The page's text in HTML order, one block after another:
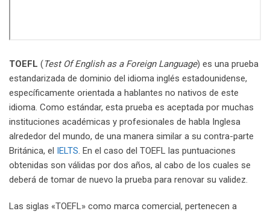
TOEFL (Test Of English as a Foreign Language) es una prueba
estandarizada de dominio del idioma inglés estadounidense,
específicamente orientada a hablantes no nativos de este
idioma. Como estándar, esta prueba es aceptada por muchas
instituciones académicas y profesionales de habla Inglesa
alrededor del mundo, de una manera similar a su contra-parte
Británica, el IELTS. En el caso del TOEFL las puntuaciones
obtenidas son válidas por dos años, al cabo de los cuales se
deberá de tomar de nuevo la prueba para renovar su validez.
Las siglas «TOEFL» como marca comercial, pertenecen a